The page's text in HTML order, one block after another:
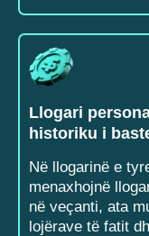
Llogari
historiku i
Në llogarinë e
menaxhojnë
në veçanti, ata
lojërave të fatit